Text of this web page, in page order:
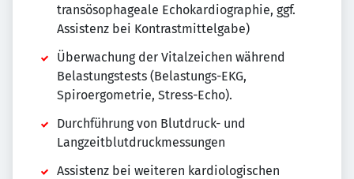
transösophageale Echokardiographie, ggf.
Assistenz bei Kontrastmittelgabe)
Überwachung der Vitalzeichen während
Belastungstests (Belastungs-EKG,
Spiroergometrie, Stress-Echo).
Durchführung von Blutdruck- und
Langzeitblutdruckmessungen
Assistenz bei weiteren kardiologischen